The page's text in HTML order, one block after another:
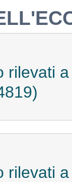
rilevati
rilevati